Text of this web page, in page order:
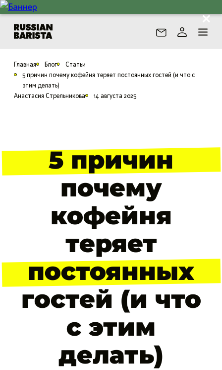
Главная Блог
Статьи
5 причин почему кофейня теряет постоянных гостей (и что с
этим делать)
Анастасия Стрельникова
14 августа 2025
5 причин
почему
кофейня
теряет
постоянных
гостей (и что
с этим
делать)